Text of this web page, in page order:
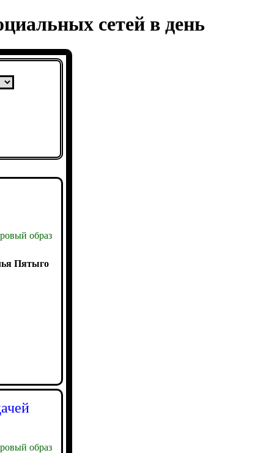
сетей в день
образ
Пятыго
образ